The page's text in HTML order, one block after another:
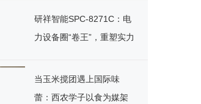
研祥智能SPC-8271C：电
力设备圈“卷王”，重塑实力
当玉米搅团遇上国际味
蕾：西农学子以食为媒架